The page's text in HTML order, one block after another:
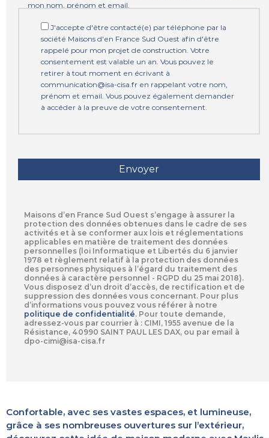
mon nom, prénom et email.
J'accepte d'être contacté(e) par téléphone par la
société Maisons d'en France Sud Ouest afin d'être
rappelé pour mon projet de construction. Votre
consentement est valable un an. Vous pouvez le
retirer à tout moment en écrivant à
communication@isa-cisa.fr en rappelant votre nom,
prénom et email. Vous pouvez également demander
à accéder à la preuve de votre consentement.
Maisons d’en France Sud Ouest s’engage à assurer la
protection des données obtenues dans le cadre de ses
activités et à se conformer aux lois et réglementations
applicables en matière de traitement des données
personnelles (loi Informatique et Libertés du 6 janvier
1978 et règlement relatif à la protection des données
des personnes physiques à l’égard du traitement des
données à caractère personnel - RGPD du 25 mai 2018).
Vous disposez d’un droit d’accès, de rectification et de
suppression des données vous concernant. Pour plus
d’informations vous pouvez vous référer à notre
politique de confidentialité. Pour toute demande,
adressez-vous par courrier à : CIMI, 1955 avenue de la
Résistance, 40990 SAINT PAUL LES DAX, ou par email à
dpo-cimi@isa-cisa.fr
Confortable, avec ses vastes espaces, et lumineuse,
grâce à ses nombreuses ouvertures sur l’extérieur,